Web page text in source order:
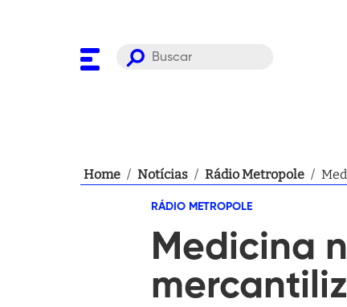
Home / Notícias / Rádio Metropole /
RÁDIO METROPOLE
Medicina